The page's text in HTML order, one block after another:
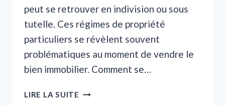
peut se retrouver en indivision ou sous
tutelle. Ces régimes de propriété
particuliers se révèlent souvent
problématiques au moment de vendre le
bien immobilier. Comment se…
LIRE LA SUITE VENTE